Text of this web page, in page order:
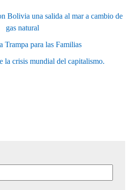
Bolivia una salida al mar a cambio de
gas natural
Trampa para las Familias
la crisis mundial del capitalismo.